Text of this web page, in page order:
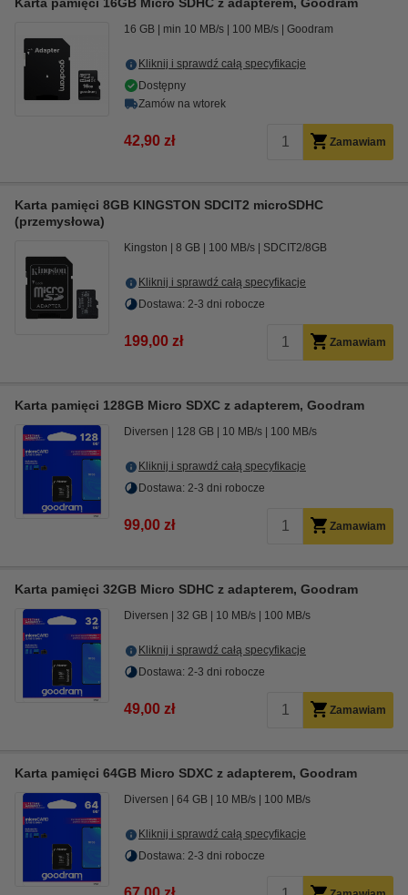
16 GB min 10 MB/s 100 MB/s Goodram
Kliknij i sprawdź całą specyfikacje
Dostępny
Zamów na wtorek
42,90 zł Zamawiam
Karta pamięci 8GB KINGSTON SDCIT2 microSDHC
(przemysłowa)
Kingston 8 GB 100 MB/s SDCIT2/8GB
Kliknij i sprawdź całą specyfikacje
Dostawa: 2-3 dni robocze
199,00 zł Zamawiam
Karta pamięci 128GB Micro SDXC z adapterem, Goodram
Diversen 128 GB 10 MB/s 100 MB/s
Kliknij i sprawdź całą specyfikacje
Dostawa: 2-3 dni robocze
99,00 zł Zamawiam
Karta pamięci 32GB Micro SDHC z adapterem, Goodram
Diversen 32 GB 10 MB/s 100 MB/s
Kliknij i sprawdź całą specyfikacje
Dostawa: 2-3 dni robocze
49,00 zł Zamawiam
Karta pamięci 64GB Micro SDXC z adapterem, Goodram
Diversen 64 GB 10 MB/s 100 MB/s
Kliknij i sprawdź całą specyfikacje
Dostawa: 2-3 dni robocze